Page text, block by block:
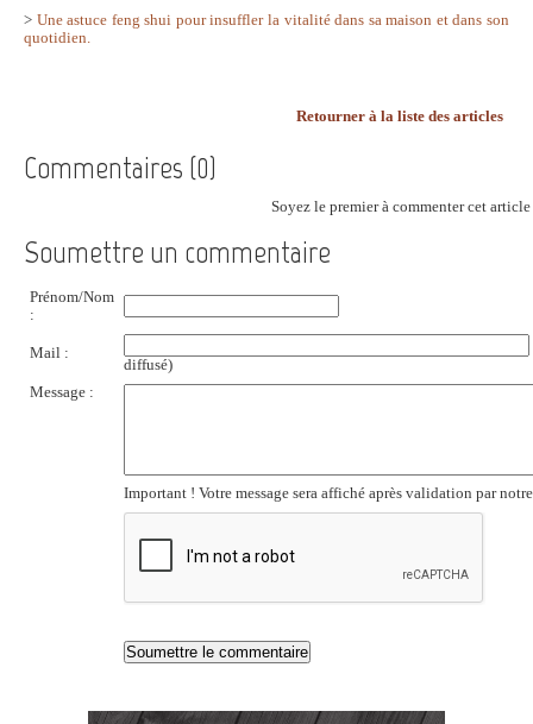
> Une astuce feng shui pour insuffler la vitalité dans sa maison et dans son
quotidien.
Retourner à la liste des articles
Commentaires (0)
Soyez le premier à commenter cet article
Soumettre un commentaire
Prénom/Nom
:
Mail :
diffusé)
Message :
Important ! Votre message sera affiché après validation par